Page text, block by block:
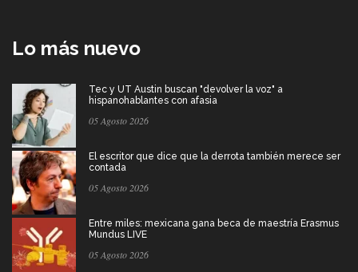
Lo más nuevo
Tec y UT Austin buscan "devolver la voz" a
hispanohablantes con afasia
05 Agosto 2026
El escritor que dice que la derrota también merece ser
contada
05 Agosto 2026
Entre miles: mexicana gana beca de maestría Erasmus
Mundus LIVE
05 Agosto 2026